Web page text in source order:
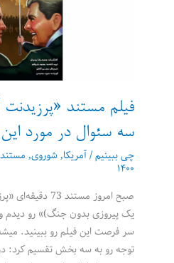
فیلم مستند «پرزیدنت
سه سئوال در مورد این
چی ببینیم/آمریکا,شوروی, مستند
۱۴۰۰
صبح امروز مستند
یک پیروزی بدون جنگ)» رو دیدم
سر فرصت این فیلم رو ببینید.